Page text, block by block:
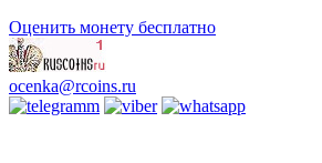
Оценить монету бесплатно
ocenka@rcoins.ru